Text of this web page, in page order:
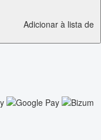
Adicionar à lista de